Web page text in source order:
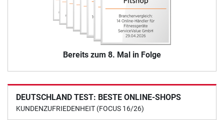
Bereits zum 8. Mal in Folge
DEUTSCHLAND TEST: BESTE ONLINE-SHOPS
KUNDENZUFRIEDENHEIT (FOCUS 16/26)